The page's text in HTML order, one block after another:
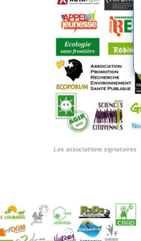
Les associations signataires